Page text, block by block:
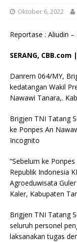
Oktober 6, 2022
Reportase : Aliudin
SERANG, CBB.com |
Danrem 064/MY,
kedatangan Wakil
Nawawi Tanara,.
Brigjen TNI Tatang
ke Ponpes An
Incognito
“Sebelum ke
Republik Indonesia
Agroeduwisata
Kaler, Kabupaten
Brigjen TNI Tatang
seluruh personel
laksanakan tugas